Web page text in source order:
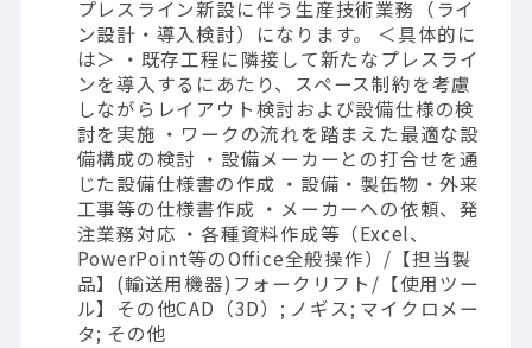
プレスライン新設に伴う生産技術業務（ライ
ン設計・導入検討）になります。 ＜具体的に
は＞ ・既存工程に隣接して新たなプレスライ
ンを導入するにあたり、スペース制約を考慮
しながらレイアウト検討および設備仕様の検
討を実施 ・ワークの流れを踏まえた最適な設
備構成の検討 ・設備メーカーとの打合せを通
じた設備仕様書の作成 ・設備・製缶物・外来
工事等の仕様書作成 ・メーカーへの依頼、発
注業務対応 ・各種資料作成等（Excel、
PowerPoint等のOffice全般操作）/【担当製
品】(輸送用機器)フォークリフト/【使用ツー
ル】その他CAD（3D）; ノギス; マイクロメー
タ; その他